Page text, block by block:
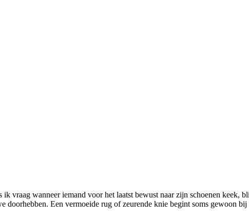
doorhebben. Een vermoeide rug of zeurende knie begint soms gewoon